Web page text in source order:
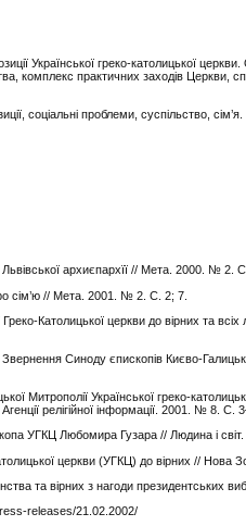
Української греко-католицької
комплекс практичних заходів
соціальні проблеми, суспільство, сім’я.
архиєпархїї // Мета. 2000. № 2.
сім’ю // Мета. 2001. № 2. С. 2; 7.
Католицької церкви до вірних та
Синоду єпископів Києво-
Митрополії Української греко-
релігійної інформації. 2001. № 8. С. 3
УГКЦ Любомира Гузара // Людина і
церкви (УГКЦ) до вірних // Нова
та вірних з нагоди президентських
releases/21.02.2002/